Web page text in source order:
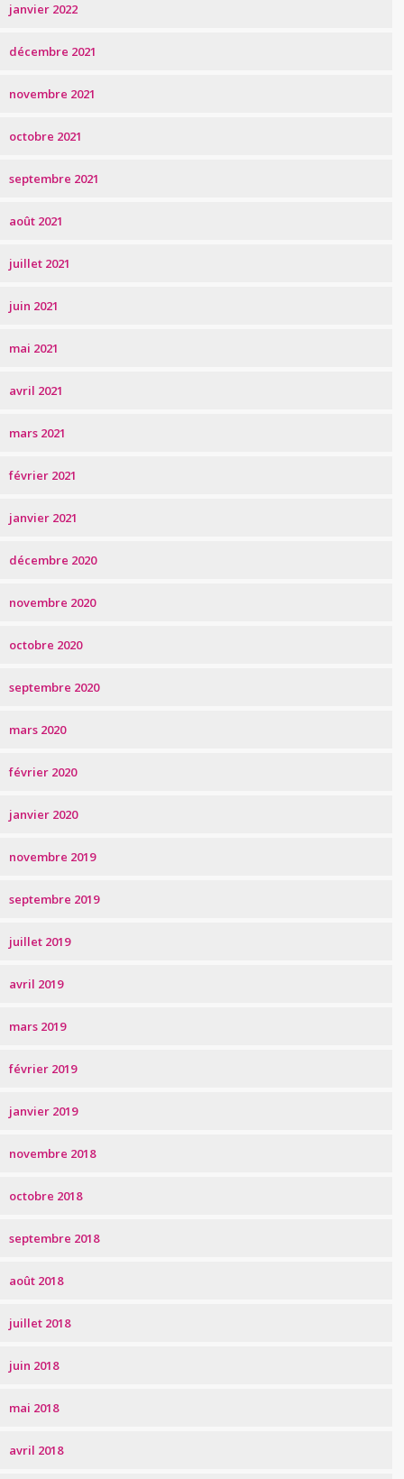
janvier 2022
décembre 2021
novembre 2021
octobre 2021
septembre 2021
août 2021
juillet 2021
juin 2021
mai 2021
avril 2021
mars 2021
février 2021
janvier 2021
décembre 2020
novembre 2020
octobre 2020
septembre 2020
mars 2020
février 2020
janvier 2020
novembre 2019
septembre 2019
juillet 2019
avril 2019
mars 2019
février 2019
janvier 2019
novembre 2018
octobre 2018
septembre 2018
août 2018
juillet 2018
juin 2018
mai 2018
avril 2018